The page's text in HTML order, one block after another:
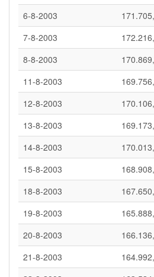
6-8-2003
7-8-2003
8-8-2003
11-8-2003
12-8-2003
13-8-2003
14-8-2003
15-8-2003
18-8-2003
19-8-2003
20-8-2003
21-8-2003